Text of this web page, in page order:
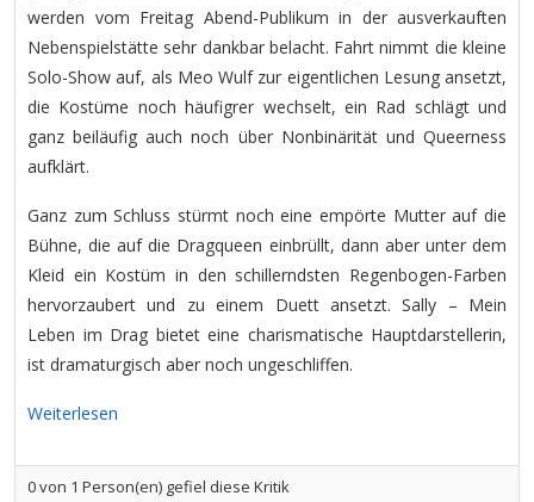
werden vom Freitag Abend-Publikum in der ausverkauften
Nebenspielstätte sehr dankbar belacht. Fahrt nimmt die kleine
Solo-Show auf, als Meo Wulf zur eigentlichen Lesung ansetzt,
die Kostüme noch häufigrer wechselt, ein Rad schlägt und
ganz beiläufig auch noch über Nonbinärität und Queerness
aufklärt.
Ganz zum Schluss stürmt noch eine empörte Mutter auf die
Bühne, die auf die Dragqueen einbrüllt, dann aber unter dem
Kleid ein Kostüm in den schillerndsten Regenbogen-Farben
hervorzaubert und zu einem Duett ansetzt. Sally – Mein
Leben im Drag bietet eine charismatische Hauptdarstellerin,
ist dramaturgisch aber noch ungeschliffen.
Weiterlesen
0von 1 Person(en) gefiel diese Kritik